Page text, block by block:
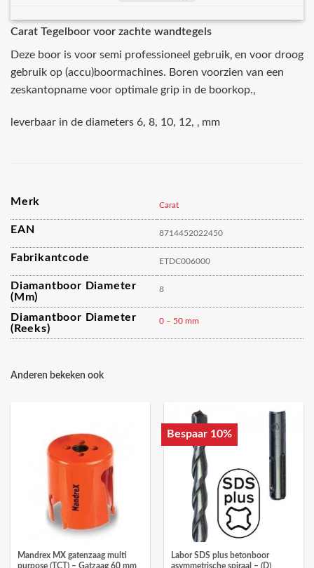
Carat Tegelboor voor zachte wandtegels
Deze boor is voor semi professioneel gebruik‚ en voor droog
gebruik op (accu)boormachines. Boren voorzien van een
zeskantopname voor optimale grip in de boorkop.‚
leverbaar in de diameters 6, 8, 10, 12, ‚ mm
Merk Carat
EAN 8714452022450
Fabrikantcode ETDC006000
Diamantboor Diameter
(mm)
8
Diamantboor Diameter
(reeks)
0 – 50 mm
Anderen bekeken ook
Mandrex MX gatenzaag multi
purpose (TCT) – Gatzaag 60 mm
Bespaar 10%
Labor SDS plus betonboor
asymmetrische spiraal – (D)